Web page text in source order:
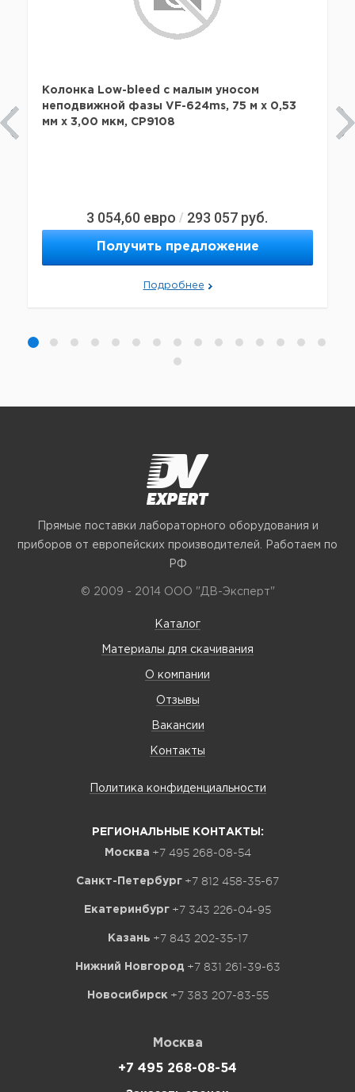
Колонка Low-bleed c малым уносом
неподвижной фазы VF-624ms, 75 м x 0,53
мм х 3,00 мкм, CP9108
3 054,60 евро / 293 057 руб.
Получить предложение
Подробнее
Прямые поставки лабораторного оборудования и
приборов от европейских производителей. Работаем по
РФ
© 2009 - 2014 ООО "ДВ-Эксперт"
Каталог
Материалы для скачивания
О компании
Отзывы
Вакансии
Контакты
Политика конфиденциальности
РЕГИОНАЛЬНЫЕ КОНТАКТЫ:
Москва +7 495 268-08-54
Санкт-Петербург +7 812 458-35-67
Екатеринбург +7 343 226-04-95
Казань +7 843 202-35-17
Нижний Новгород +7 831 261-39-63
Новосибирск +7 383 207-83-55
Москва
+7 495 268-08-54